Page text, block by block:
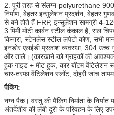
2. पूरी तरह से संलग्न polyurethane
निर्माण, बेहतर इन्सुलेशन प्रदर्शन, बेहतर
से बने होते हैं FRP, इन्सुलेशन सामग्री 4-
3 मिमी मोटी कार्बन स्टील कंकाल है, राल
किनारा, स्टेनलेस स्टील लपेटो कोण, सभी
इनडोर एलईडी प्रकाश व्यवस्था, 304 उच्च
और ताले। (कारखाने को ग्राहकों की
हुक गाइड + मीट हुक, कार बॉटम वेंटिलेशन
चार-तरफा वेंटिलेशन स्लॉट, दोहरी जांच
पैकिंग:
नग्न पैक। वस्तु की पैकिंग निर्माता के
अंतर्देशीय की लंबी दूरी के परिवहन के लिए